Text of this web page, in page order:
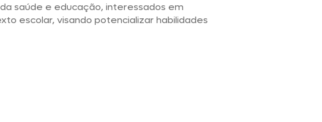
saúde e educação, interessados em
escolar, visando potencializar habilidades